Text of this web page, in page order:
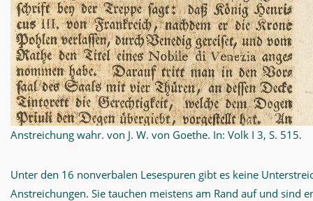
Anstreichung wahr. von J. W. von Goethe. In: Volk I 3, S. 515.
Unter den 16 nonverbalen Lesespuren gibt es keine
Anstreichungen. Sie tauchen meistens am Rand auf und sind